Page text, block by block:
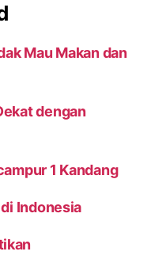
Mau Makan dan
dengan
1 Kandang
Indonesia